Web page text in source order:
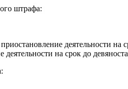
штрафа:
деятельности на
на срок до